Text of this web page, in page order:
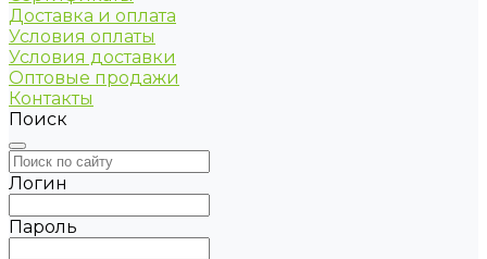
Доставка и оплата
Условия оплаты
Условия доставки
Оптовые продажи
Контакты
Поиск
Логин
Пароль